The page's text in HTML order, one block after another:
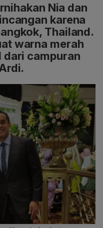
Nia dan
karena
Thailand.
warna merah
dari campuran